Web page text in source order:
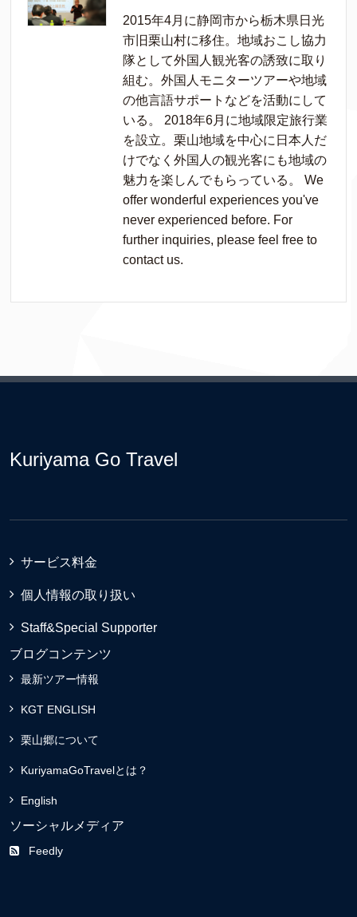
2015年4月に静岡市から栃木県日光
市旧栗山村に移住。地域おこし協力
隊として外国人観光客の誘致に取り
組む。外国人モニターツアーや地域
の他言語サポートなどを活動にして
いる。 2018年6月に地域限定旅行業
を設立。栗山地域を中心に日本人だ
けでなく外国人の観光客にも地域の
魅力を楽しんでもらっている。 We
offer wonderful experiences you've
never experienced before. For
further inquiries, please feel free to
contact us.
Kuriyama Go Travel
サービス料金
個人情報の取り扱い
Staff&Special Supporter
ブログコンテンツ
最新ツアー情報
KGT ENGLISH
栗山郷について
KuriyamaGoTravelとは？
English
ソーシャルメディア
Feedly